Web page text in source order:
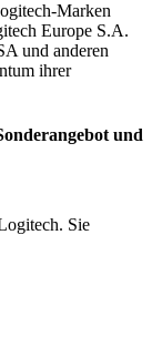
Marken
Europe S.A.
und anderen
ihrer
und
Sie